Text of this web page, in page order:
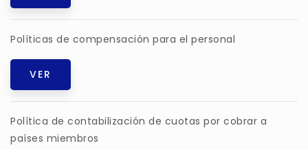
Políticas de compensación para el personal
VER
Política de contabilización de cuotas por cobrar a
países miembros